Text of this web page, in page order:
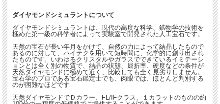
このジュエリーはこんな時にいかが？
●おしゃれに敏感な女友達と出掛ける時に
こんな女性へのプレゼントに最適
●デザインにこだわるジュエリー好きの女性へ
●シックで大人っぽい女性に
ダイヤモンドシミュラントについて
ダイヤモンドシミュラントは、現代の高度な科学、鉱物学の技術を
極めた第一級の科学者によって実験室で開発された人工宝石です。
天然の宝石が長い年月をかけて、自然の力によって結晶したもので
あるのに対して、ハイテクを用いて短時間に、化学的に創り出され
たものです。いわゆるクリスタルやガラスでできているイミテーシ
ョンとは全く別の物質で、結晶の状態、屈折率、硬度などの条件が
天然ダイヤモンドに極めて近く、比較しても全く見劣りしません。
宝石学のプロである宝石鑑定士でも、肉眼では、ほとんど判別する
のが困難なほどです
天然ダイヤモンドでＤカラー、FL/IFクラス、１カラットのものの約